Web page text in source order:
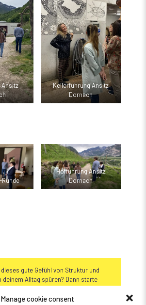
Manage cookie consent
Ansitz
Kellerführung Ansitz
Dornach
Hofführung Ansitz
Dornach
gute Gefühl von Struktur und
deinem Alltag spüren? Dann starte